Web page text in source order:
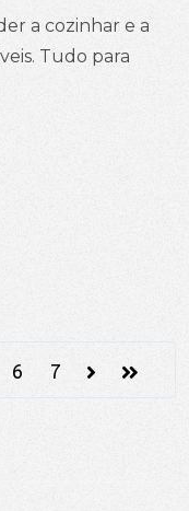
a cozinhar e a
Tudo para
6 7